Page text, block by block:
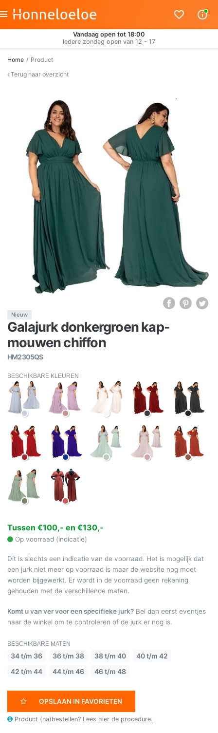
Vandaag open tot 18:00
Iedere zondag open van 12 - 17
Home
Product
Terug naar overzicht
Nieuw
Galajurk donkergroen kap-
mouwen chiffon
HM2305QS
BESCHIKBARE KLEUREN
Tussen €100,- en €130,-
Op voorraad (indicatie)
Dit is slechts een indicatie van de voorraad. Het is mogelijk dat
een jurk niet meer op voorraad is maar de website nog moet
worden bijgewerkt. Er wordt in de voorraad geen rekening
gehouden met de verschillende maten.
Komt u van ver voor een specifieke jurk? Bel dan eerst eventjes
naar de winkel om te controleren of de jurk er nog is.
BESCHIKBARE MATEN
34 t/m 36 36 t/m 38 38 t/m 40
40 t/m 42
42 t/m 44
44 t/m 46 46 t/m 48
OPSLAAN IN FAVORIETEN
Product (na)bestellen? Lees hier de procedure.